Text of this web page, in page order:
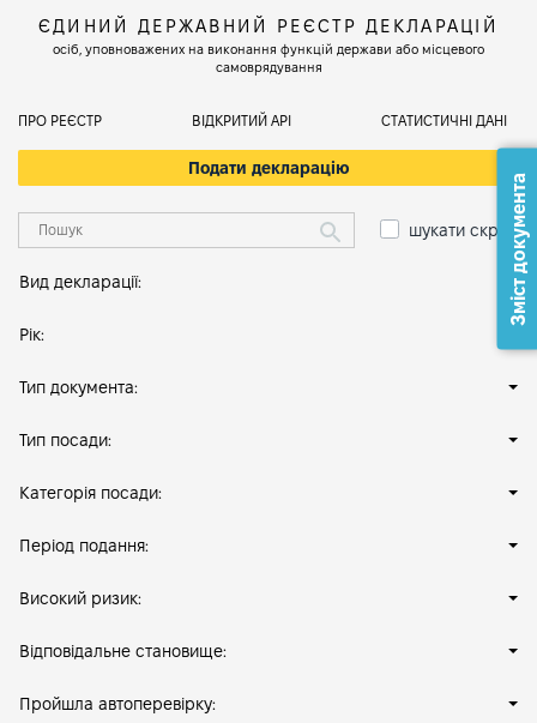
ЄДИНИЙ ДЕРЖАВНИЙ РЕЄСТР ДЕКЛАРАЦІЙ
осіб, уповноважених на виконання функцій держави або місцевого
самоврядування
ПРО РЕЄСТР ВІДКРИТИЙ АРІ СТАТИСТИЧНІ ДАНІ
Подати декларацію
шукати скрізь
Вид декларації:
Рік:
Тип документа:
Тип посади:
Категорія посади:
Період подання:
Високий ризик:
Відповідальне становище:
Пройшла автоперевірку:
Зміст документа